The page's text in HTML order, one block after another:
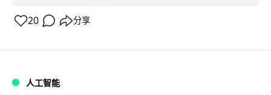
20 分享
人工智能